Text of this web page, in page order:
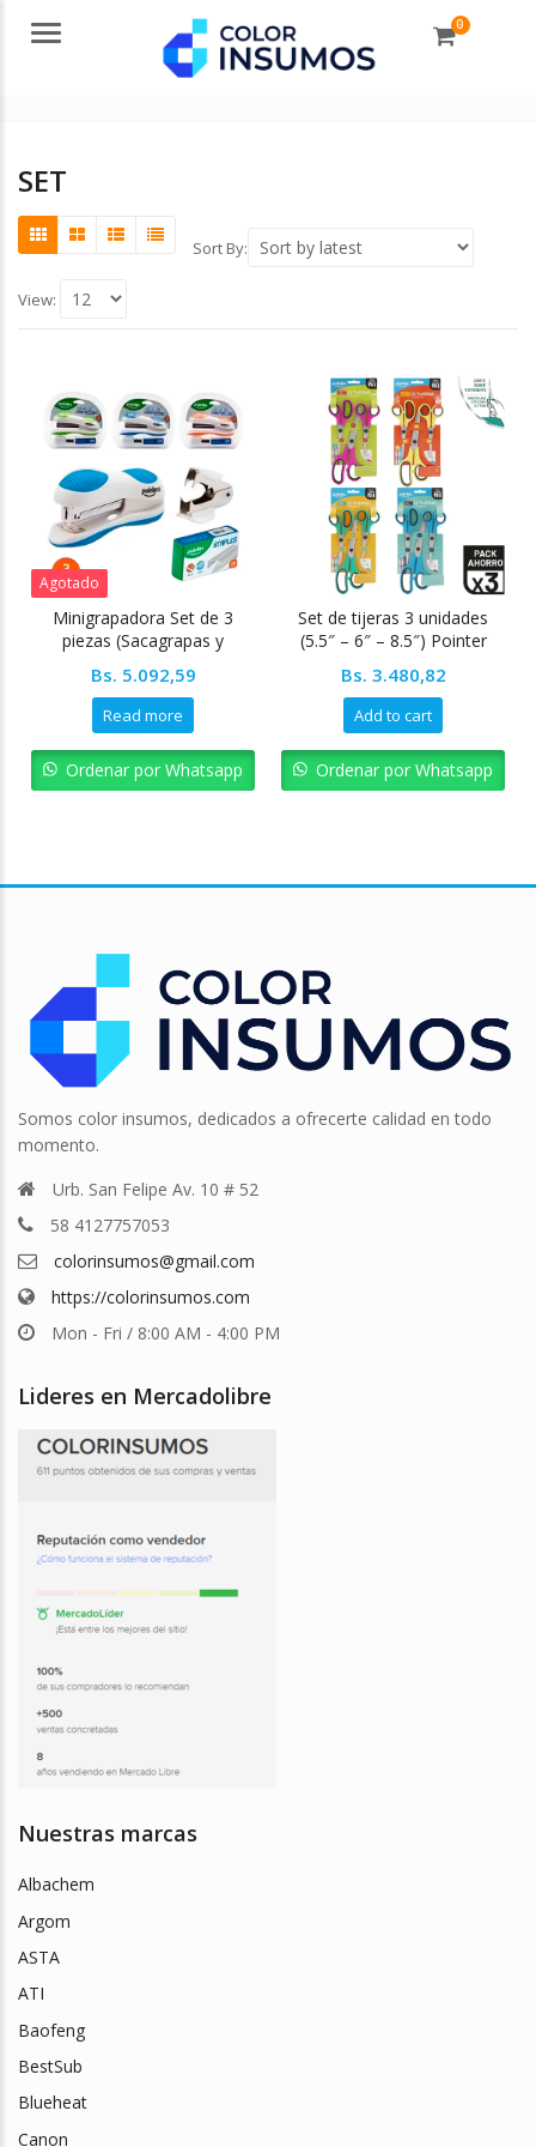
Menu 0
SET
Sort By:
View:
Agotado
Minigrapadora Set de 3
piezas (Sacagrapas y
Bs. 5.092,59
Read more
Ordenar por Whatsapp
Set de tijeras 3 unidades
(5.5″ – 6″ – 8.5″) Pointer
Bs. 3.480,82
Add to cart
Ordenar por Whatsapp
Somos color insumos, dedicados a ofrecerte calidad en todo
momento.
Urb. San Felipe Av. 10 # 52
58 4127757053
colorinsumos@gmail.com
https://colorinsumos.com
Mon - Fri / 8:00 AM - 4:00 PM
Lideres en Mercadolibre
Nuestras marcas
Albachem
Argom
ASTA
ATI
Baofeng
BestSub
Blueheat
Canon